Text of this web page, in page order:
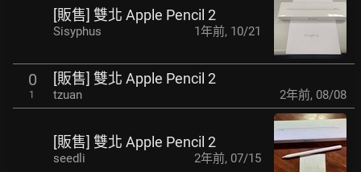
[販售] 雙北 Apple Pencil 2
Sisyphus 1年前, 10/21
0
1
[販售] 雙北 Apple Pencil 2
tzuan 2年前, 08/08
[販售] 雙北 Apple Pencil 2
seedli 2年前, 07/15